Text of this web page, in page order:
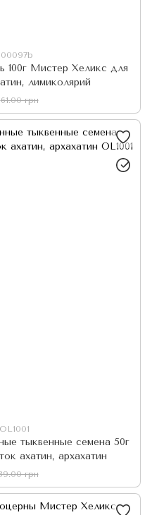
100г Мистер Хеликс для
лимиколярий
61.00 грн
тыквенные семена 50г
ахатин, архахатин
грн